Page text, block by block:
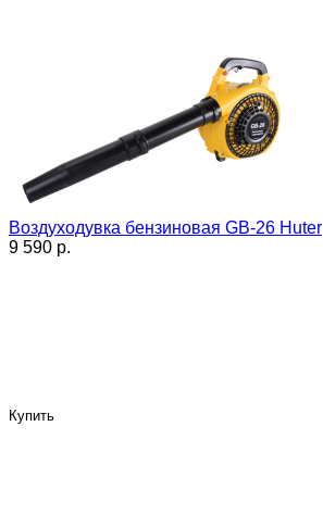
Воздуходувка бензиновая GB-26 Huter
9 590 p.
Купить